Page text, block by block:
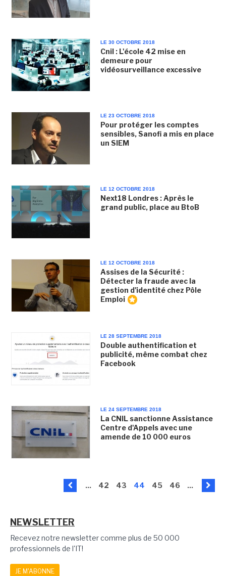
LE 30 OCTOBRE 2018
Cnil : L'école 42 mise en
demeure pour
vidéosurveillance excessive
LE 23 OCTOBRE 2018
Pour protéger les comptes
sensibles, Sanofi a mis en place
un SIEM
LE 12 OCTOBRE 2018
Next18 Londres : Après le
grand public, place au BtoB
LE 12 OCTOBRE 2018
Assises de la Sécurité :
Détecter la fraude avec la
gestion d'identité chez Pôle
Emploi
LE 28 SEPTEMBRE 2018
Double authentification et
publicité, même combat chez
Facebook
LE 24 SEPTEMBRE 2018
La CNIL sanctionne Assistance
Centre d'Appels avec une
amende de 10 000 euros
... 42 43 44 45 46 ...
NEWSLETTER
Recevez notre newsletter comme plus de 50 000
professionnels de l'IT!
JE M'ABONNE